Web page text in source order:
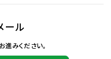
ール
進みください。